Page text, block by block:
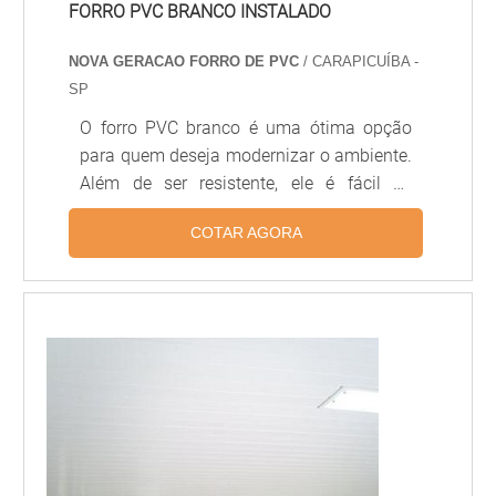
FORRO PVC BRANCO INSTALADO
NOVA GERACAO FORRO DE PVC/ CARAPICUÍBA -
SP
O forro PVC branco é uma ótima opção
para quem deseja modernizar o ambiente.
Além de ser resistente, ele é fácil de
instalar e possui diversas opções de cores
e texturas. O forro PVC branco é ideal para
ambiente, pois é resistente a umidade,
desde salas de estar até banheiros.
COTAR AGORA